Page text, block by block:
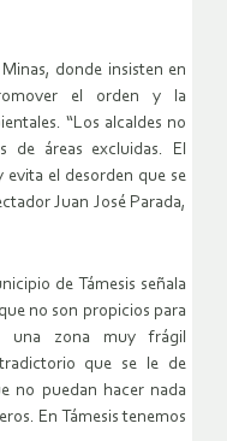
donde insisten en
el orden y la
“Los alcaldes no
de áreas excluidas. El
evita el desorden que se
Juan José Parada,
de Támesis señala
no son propicios para
una zona muy frágil
que se le de
no puedan hacer nada
En Támesis tenemos